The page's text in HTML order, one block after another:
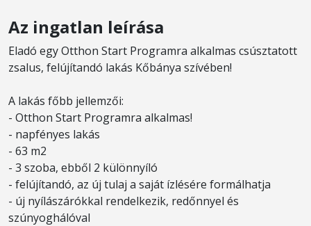
Az ingatlan leírása
Eladó egy Otthon Start Programra alkalmas csúsztatott
zsalus, felújítandó lakás Kőbánya szívében!
A lakás főbb jellemzői:
- Otthon Start Programra alkalmas!
- napfényes lakás
- 63 m2
- 3 szoba, ebből 2 különnyíló
- felújítandó, az új tulaj a saját ízlésére formálhatja
- új nyílászárókkal rendelkezik, redőnnyel és
szúnyoghálóval